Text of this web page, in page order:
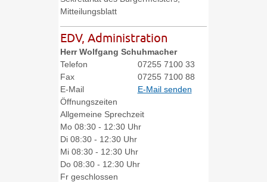
Mitteilungsblatt
EDV, Administration
Herr Wolfgang Schuhmacher
Telefon
07255 7100 33
Fax
07255 7100 88
E-Mail
E-Mail senden
Öffnungszeiten
Allgemeine Sprechzeit
Mo 08:30 - 12:30 Uhr
Di 08:30 - 12:30 Uhr
Mi 08:30 - 12:30 Uhr
Do 08:30 - 12:30 Uhr
Fr geschlossen